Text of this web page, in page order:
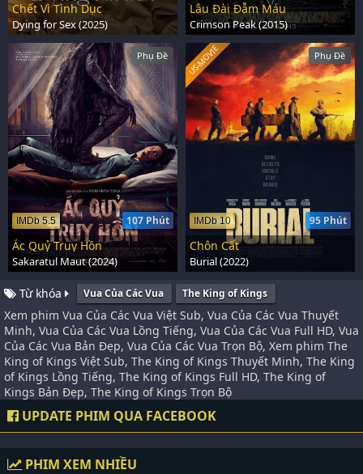
Chết Vì Tình Dục
Dying for Sex (2025)
Lâu Đài Đẫm Máu
Crimson Peak (2015)
Phụ Đề
107 Phút
IMDb 5.5
Ác Quỷ Truy Hồn
Sakaratul Maut (2024)
Phụ Đề
95 Phút
IMDb 10
US-MOVIE
Chôn Cất
Burial (2022)
Từ khóa Vua Của Các Vua The King of Kings
Xem phim Vua Của Các Vua Việt Sub, Vua Của Các Vua Thuyết
Minh, Vua Của Các Vua Lồng Tiếng, Vua Của Các Vua Full HD, Vua
Của Các Vua Bản Đẹp, Vua Của Các Vua Trọn Bộ, Xem phim The
King of Kings Việt Sub, The King of Kings Thuyết Minh, The King
of Kings Lồng Tiếng, The King of Kings Full HD, The King of
Kings Bản Đẹp, The King of Kings Trọn Bộ
UPDATE PHIM QUA FACEBOOK
PHIM XEM NHIỀU